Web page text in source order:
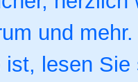
und
ist, lesen